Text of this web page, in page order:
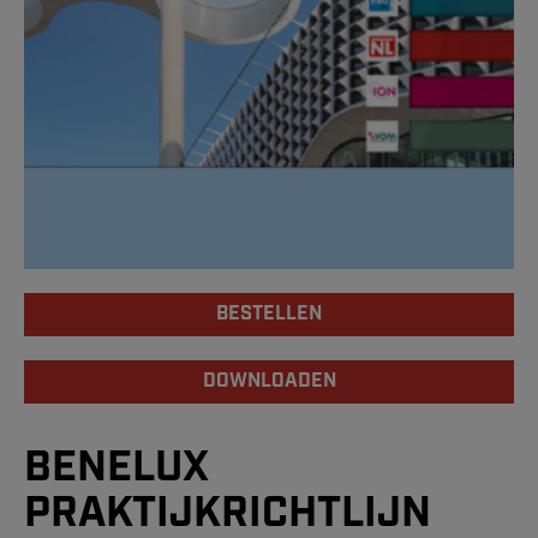
BESTELLEN
DOWNLOADEN
BENELUX
PRAKTIJKRICHTLIJN